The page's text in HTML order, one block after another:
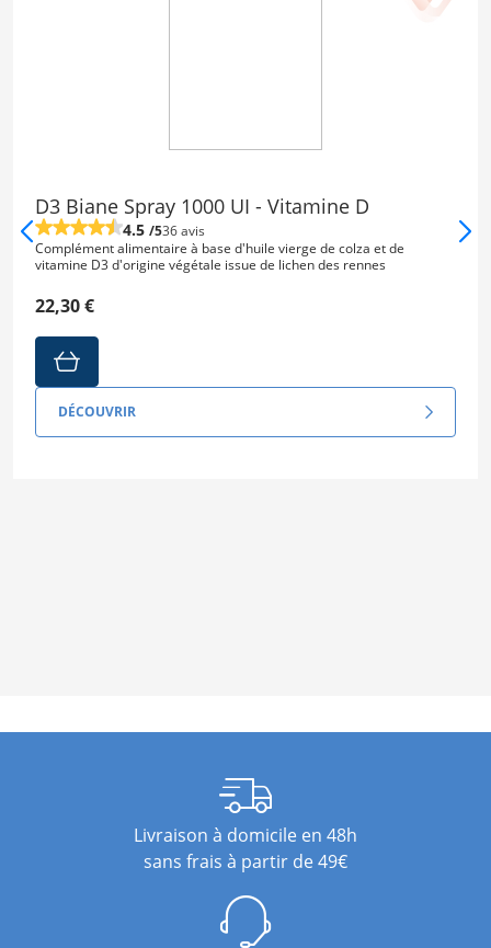
D3 Biane Spray 1000 UI - Vitamine D
4.5 /536 avis
Complément alimentaire à base d'huile vierge de colza et de
vitamine D3 d'origine végétale issue de lichen des rennes
22,30 €
DÉCOUVRIR
Livraison à domicile en 48h
sans frais à partir de 49€